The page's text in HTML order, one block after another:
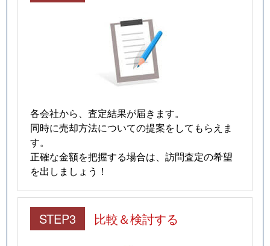
各会社から、査定結果が届きます。
同時に売却方法についての提案をしてもらえま
す。
正確な金額を把握する場合は、訪問査定の希望
を出しましょう！
STEP3 比較＆検討する